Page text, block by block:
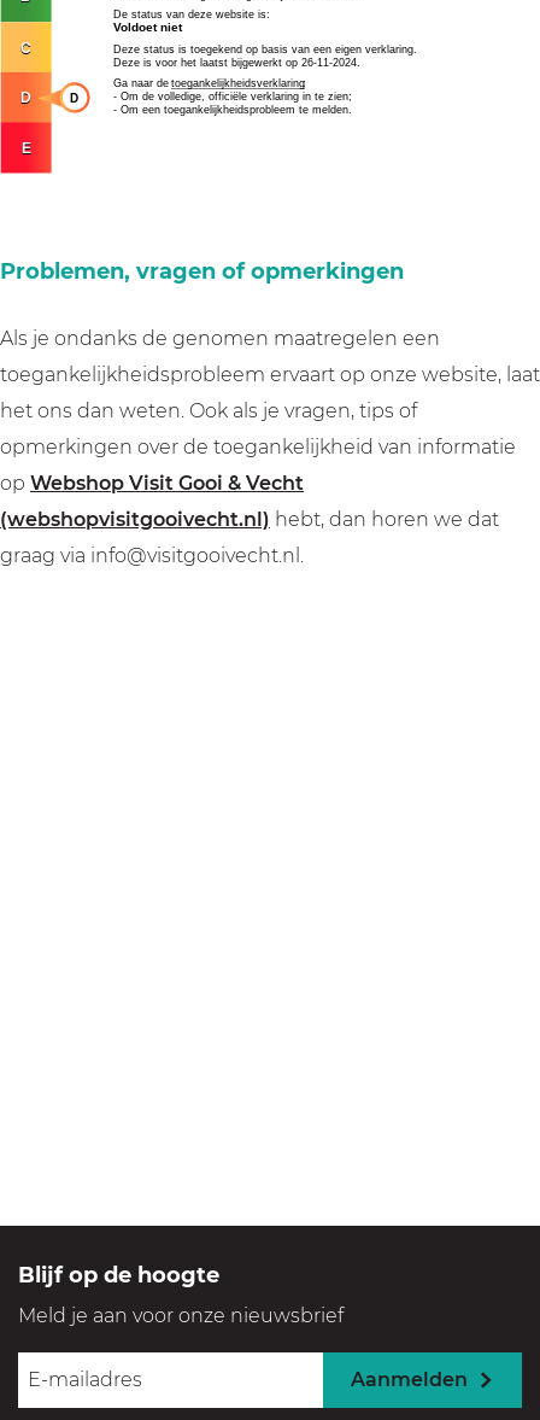
Problemen, vragen of opmerkingen
Als je ondanks de genomen maatregelen een
toegankelijkheidsprobleem ervaart op onze website, laat
het ons dan weten. Ook als je vragen, tips of
opmerkingen over de toegankelijkheid van informatie
op Webshop Visit Gooi & Vecht
(webshopvisitgooivecht.nl) hebt, dan horen we dat
graag via info@visitgooivecht.nl.
Blijf op de hoogte
Meld je aan voor onze nieuwsbrief
Aanmelden